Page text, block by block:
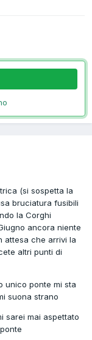
(si sospetta la
bruciatura fusibili
la Corghi
ancora niente
attesa che arrivi la
altri punti di
unico ponte mi sta
suona strano
sarei mai aspettato